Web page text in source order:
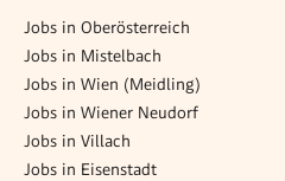
Jobs in Oberösterreich
Jobs in Mistelbach
Jobs in Wien (Meidling)
Jobs in Wiener Neudorf
Jobs in Villach
Jobs in Eisenstadt